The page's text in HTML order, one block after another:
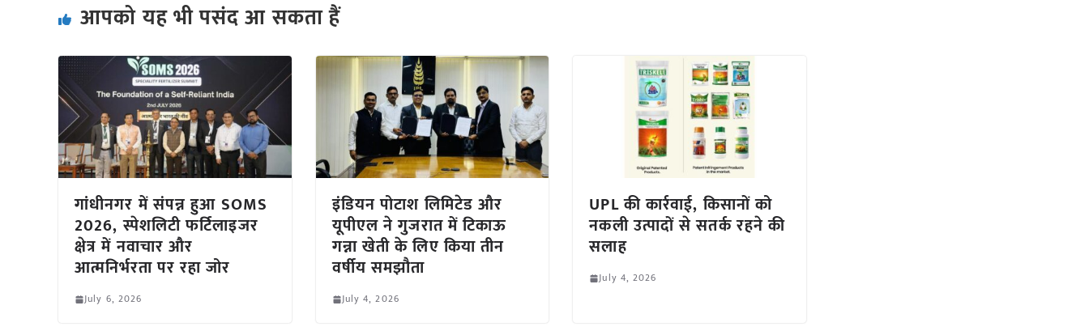
आपको यह भी पसंद आ सकता हैं
गांधीनगर में संपन्न हुआ SOMS
2026, स्पेशलिटी फर्टिलाइजर
क्षेत्र में नवाचार और
आत्मनिर्भरता पर रहा जोर
July 6, 2026
इंडियन पोटाश लिमिटेड और
यूपीएल ने गुजरात में टिकाऊ
गन्ना खेती के लिए किया तीन
वर्षीय समझौता
July 4, 2026
UPL की कार्रवाई, किसानों को
नकली उत्पादों से सतर्क रहने की
सलाह
July 4, 2026